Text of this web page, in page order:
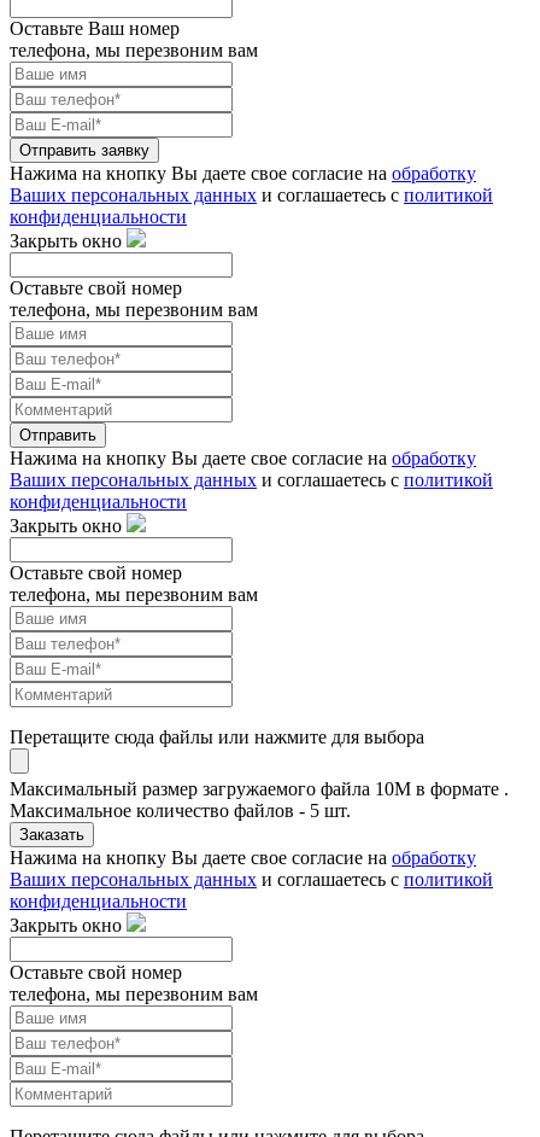
Оставьте Ваш номер
телефона, мы перезвоним вам
Отправить заявку
Нажима на кнопку Вы даете свое согласие на обработку
Ваших персональных данных и соглашаетесь с политикой
конфиденциальности
Закрыть окно
Оставьте свой номер
телефона, мы перезвоним вам
Отправить
Нажима на кнопку Вы даете свое согласие на обработку
Ваших персональных данных и соглашаетесь с политикой
конфиденциальности
Закрыть окно
Оставьте свой номер
телефона, мы перезвоним вам
Перетащите сюда файлы или нажмите для выбора
Максимальный размер загружаемого файла 10M в формате .
Максимальное количество файлов - 5 шт.
Заказать
Нажима на кнопку Вы даете свое согласие на обработку
Ваших персональных данных и соглашаетесь с политикой
конфиденциальности
Закрыть окно
Оставьте свой номер
телефона, мы перезвоним вам